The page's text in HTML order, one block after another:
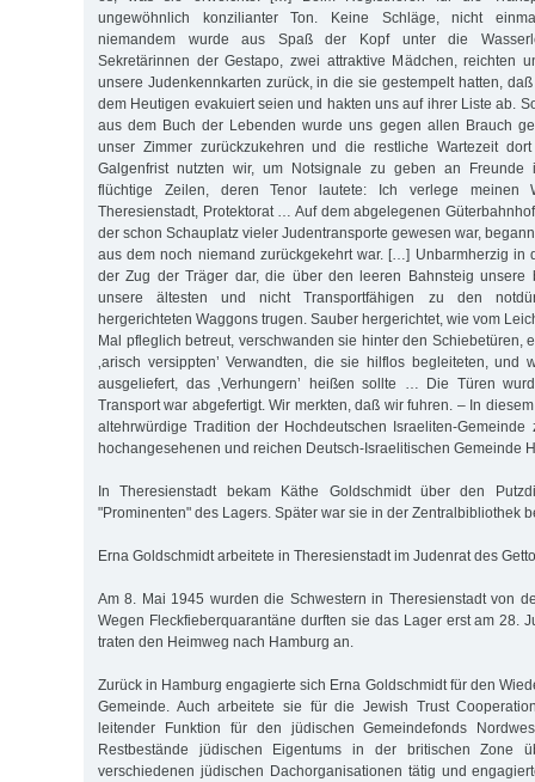
ungewöhnlich konzilianter Ton. Keine Schläge, nicht
niemandem wurde aus Spaß der Kopf unter die
Sekretärinnen der Gestapo, zwei attraktive Mädchen, reichten
unsere Judenkennkarten zurück, in die sie gestempelt hatten,
dem Heutigen evakuiert seien und hakten uns auf ihrer Liste ab.
aus dem Buch der Lebenden wurde uns gegen allen Brauch
unser Zimmer zurückzukehren und die restliche Wartezeit
Galgenfrist nutzten wir, um Notsignale zu geben an Freunde
flüchtige Zeilen, deren Tenor lautete: Ich verlege meinen
Theresienstadt, Protektorat … Auf dem abgelegenen
der schon Schauplatz vieler Judentransporte gewesen war,
aus dem noch niemand zurückgekehrt war. […] Unbarmherzig in
der Zug der Träger dar, die über den leeren Bahnsteig unsere
unsere ältesten und nicht Transportfähigen zu den
hergerichteten Waggons trugen. Sauber hergerichtet, wie vom
Mal pfleglich betreut, verschwanden sie hinter den Schiebetüren,
‚arisch versippten’ Verwandten, die sie hilflos begleiteten, und
ausgeliefert, das ‚Verhungern’ heißen sollte … Die Türen
Transport war abgefertigt. Wir merkten, daß wir fuhren. – In
altehrwürdige Tradition der Hochdeutschen Israeliten-
hochangesehenen und reichen Deutsch-Israelitischen Gemeinde
In Theresienstadt bekam Käthe Goldschmidt über den
"Prominenten" des Lagers. Später war sie in der Zentralbibliothek
Erna Goldschmidt arbeitete in Theresienstadt im Judenrat des
Am 8. Mai 1945 wurden die Schwestern in Theresienstadt von
Wegen Fleckfieberquarantäne durften sie das Lager erst am 28.
traten den Heimweg nach Hamburg an.
Zurück in Hamburg engagierte sich Erna Goldschmidt für den
Gemeinde. Auch arbeitete sie für die Jewish Trust
leitender Funktion für den jüdischen Gemeindefonds
Restbestände jüdischen Eigentums in der britischen Zone
verschiedenen jüdischen Dachorganisationen tätig und